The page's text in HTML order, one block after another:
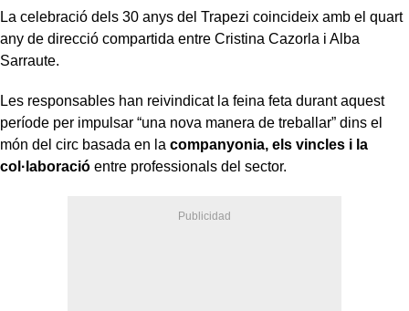
La celebració dels 30 anys del Trapezi coincideix amb el quart
any de direcció compartida entre Cristina Cazorla i Alba
Sarraute.
Les responsables han reivindicat la feina feta durant aquest
període per impulsar “una nova manera de treballar” dins el
món del circ basada en la companyonia, els vincles i la
col·laboració entre professionals del sector.